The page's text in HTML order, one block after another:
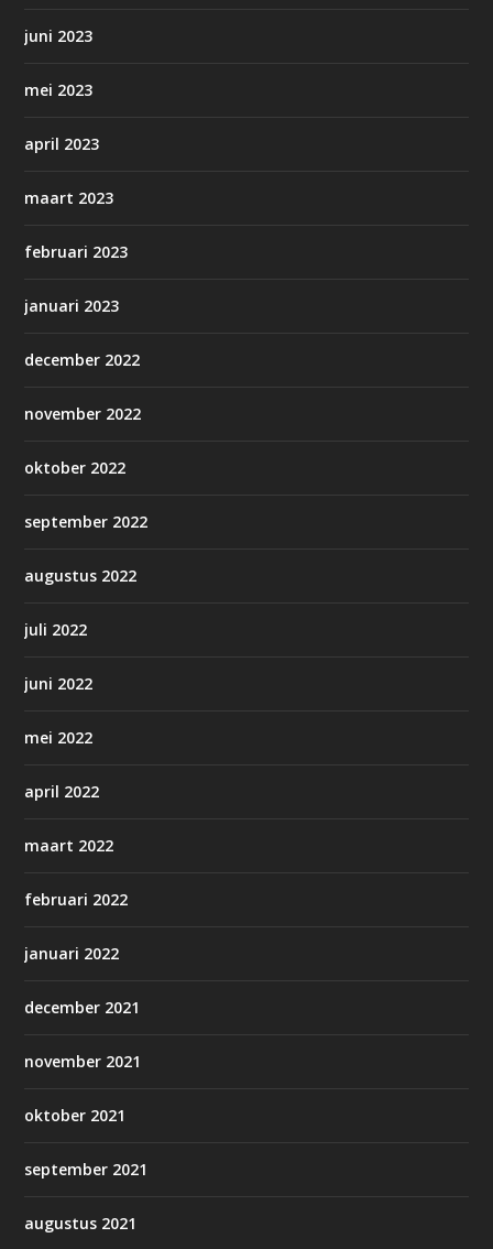
juni 2023
mei 2023
april 2023
maart 2023
februari 2023
januari 2023
december 2022
november 2022
oktober 2022
september 2022
augustus 2022
juli 2022
juni 2022
mei 2022
april 2022
maart 2022
februari 2022
januari 2022
december 2021
november 2021
oktober 2021
september 2021
augustus 2021